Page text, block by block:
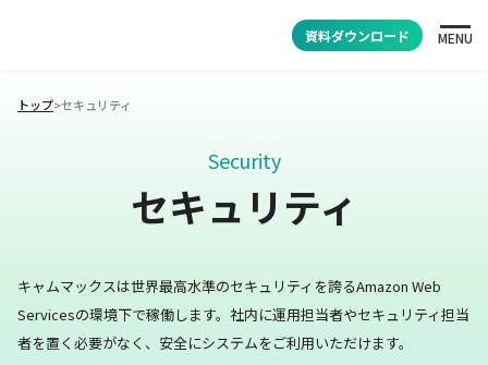
資料ダウンロード MENU
トップ>セキュリティ
Security
セキュリティ
キャムマックスは世界最高水準のセキュリティを誇るAmazon Web
Servicesの環境下で稼働します。 社内に運用担当者やセキュリティ担当
者を置く必要がなく、安全にシステムをご利用いただけます。